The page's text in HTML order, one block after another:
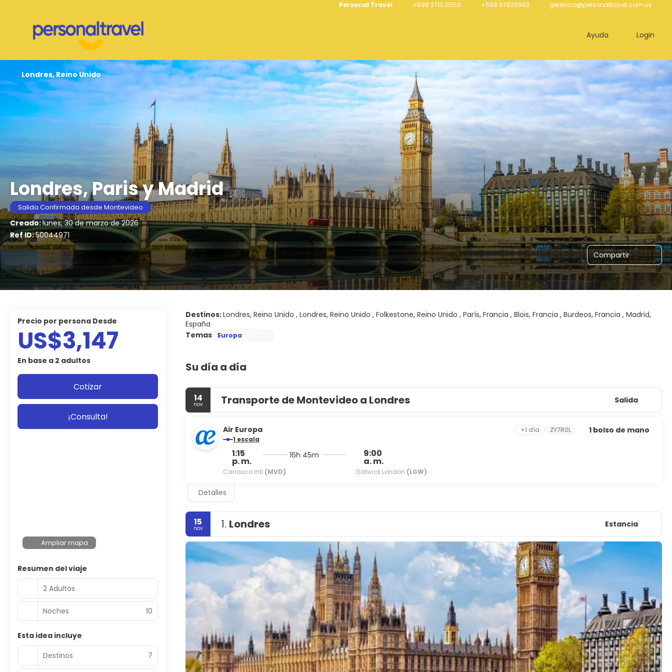
Personal Travel +598 2710 0550 +598 97825993 gerencia@personaltravel.com.uy
Ayuda Login
Londres, Paris y Madrid
Salida Confirmada desde Montevideo
Creado:lunes, 30 de marzo de 2026
Ref ID:50044971
Compartir
Londres, Reino Unido
Destinos:Londres, Reino Unido , Londres, Reino Unido , Folkestone, Reino Unido , París, Francia , Blois, Francia , Burdeos, Francia , Madrid,
España
Temas
Europa
Su día a día
14
nov Transporte de Montevideo a Londres Salida
Air Europa
1 escala
1:15
p. m.
Carrasco Intl (MVD)
16h 45m 9:00
a. m.
Gatwick London (LGW)
+1 día ZY7R0L 1 bolso de mano
Detalles
15
nov 1. Londres Estancia
precio por persona Desde
US$3,147
En base a 2 adultos
Cotizar
¡Consulta!
Ampliar mapa
Resumen del viaje
2 Adultos
Noches 10
Esta idea incluye
Destinos
7